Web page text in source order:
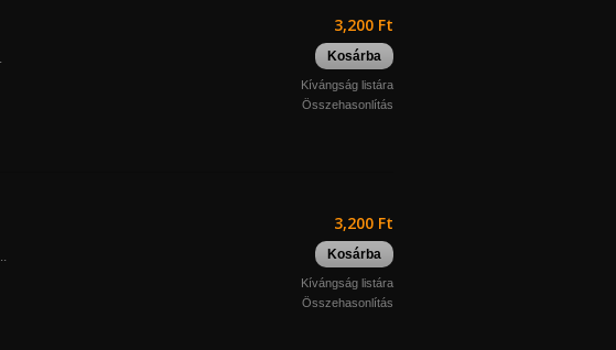
3,200 Ft
Kosárba
Kívángság listára
Összehasonlítás
3,200 Ft
Kosárba
Kívángság listára
Összehasonlítás